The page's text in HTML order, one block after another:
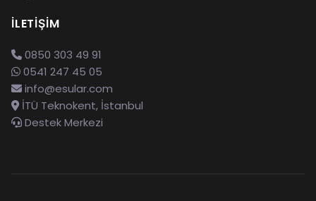
İLETIŞIM
0850 303 49 91
0541 247 45 05
info@esular.com
İTÜ Teknokent, İstanbul
Destek Merkezi